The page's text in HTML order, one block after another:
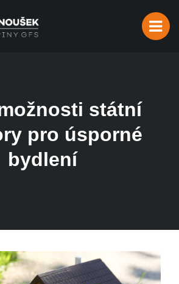
státní
pro úsporné
bydlení